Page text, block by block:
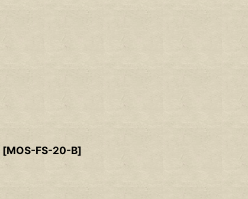
[MOS-FS-20-B]